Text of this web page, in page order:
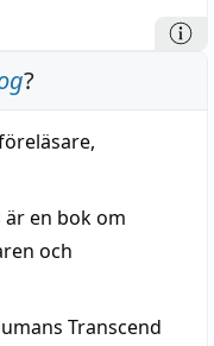
?
en bok om
och
Transcend